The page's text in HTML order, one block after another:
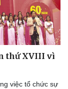
thứ XVIII vì
việc tổ chức sự